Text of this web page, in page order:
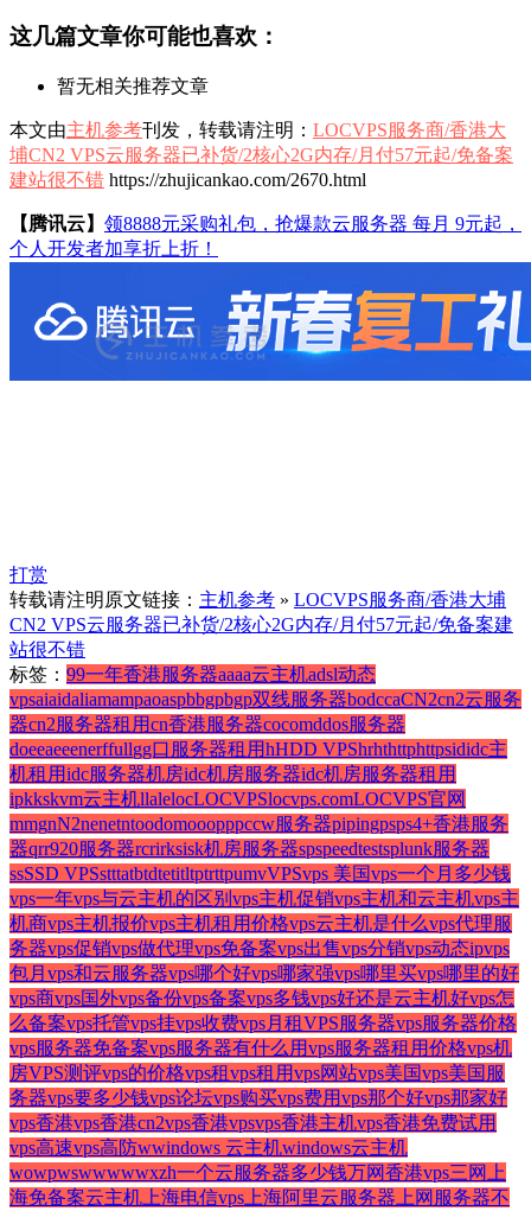
这几篇文章你可能也喜欢：
暂无相关推荐文章
本文由主机参考刊发，转载请注明： LOCVPS服务商/香港大
埔CN2 VPS云服务器已补货/2核心2G内存/月付57元起/免备案
建站很不错 https://zhujicankao.com/2670.html
【腾讯云】 领8888元采购礼包，抢爆款云服务器 每月 9元起，
个人开发者加享折上折！
打赏
转载请注明原文链接： 主机参考 » LOCVPS服务商/香港大埔
CN2 VPS云服务器已补货/2核心2G内存/月付57元起/免备案建
站很不错
标签： 99一年香港服务器aaaa云主机adsl动态
vpsaiaidaliamampaoaspbbgpbgp双线服务器bodccaCN2cn2云服务
器cn2服务器租用cn香港服务器cocomddos服务器
doeeaeeenerffullgg口服务器租用hHDD VPShrhthttphttpsididc主
机租用idc服务器机房idc机房服务器idc机房服务器租用
ipkkskvm云主机llalelocLOCVPSlocvps.comLOCVPS官网
mmgnN2nenetntoodomooopppccw服务器pipingpsps4+香港服务
器qrr920服务器rcrirksisk机房服务器spspeedtestsplunk服务器
ssSSD VPSstttatbtdtetitltptrttpumvVPSvps 美国vps一个月多少钱
vps一年vps与云主机的区别 vps主机促销vps主机和云主机vps主
机商vps主机报价vps主机租用价格vps云主机是什么vps代理服
务器vps促销vps做代理vps免备案vps出售vps分销vps动态ipvps
包月 vps和云服务器vps哪个好vps哪家强vps哪里买vps哪里的好
vps商vps国外vps备份vps备案vps多钱vps好还是云主机好vps怎
么备案vps托管vps挂vps收费vps月租VPS服务器vps服务器价格
vps服务器免备案vps服务器有什么用vps服务器租用价格vps机
房VPS测评vps的价格vps租vps租用vps网站vps美国vps美国服
务器vps要多少钱vps论坛vps购买vps费用vps那个好vps那家好
vps香港vps香港cn2vps香港vpsvps香港主机vps香港免费试用
vps高速vps高防wwindows 云主机windows云主机
wowpwswwwwwxzh一个云服务器多少钱万网香港vps三网
上
海免备案云主机 上海电信vps 上海阿里云服务器 上网服务器不